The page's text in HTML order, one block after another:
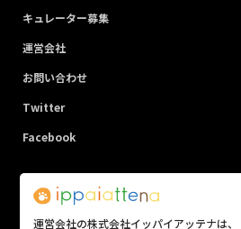
キュレーター募集
運営会社
お問い合わせ
Twitter
Facebook
運営会社の株式会社イッパイアッテナは